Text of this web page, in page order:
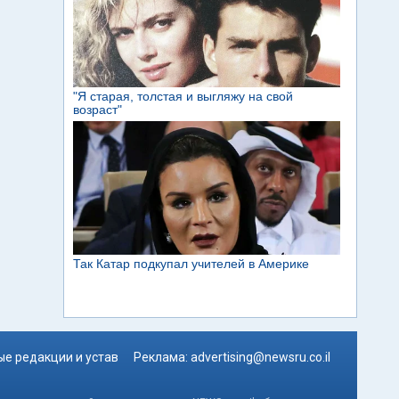
редакции и устав Реклама: advertising@newsru.co.il